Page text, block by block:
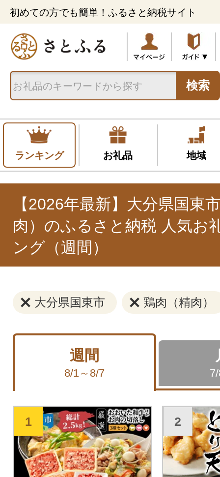
初めての方でも簡単！ふるさと納税サイト
検索
ランキング お礼品 地域
【2026年最新】大分県国東
肉）のふるさと納税 人気お
ング（週間）
大分県国東市 鶏肉（精肉）
週間
8/1～8/7
1 2